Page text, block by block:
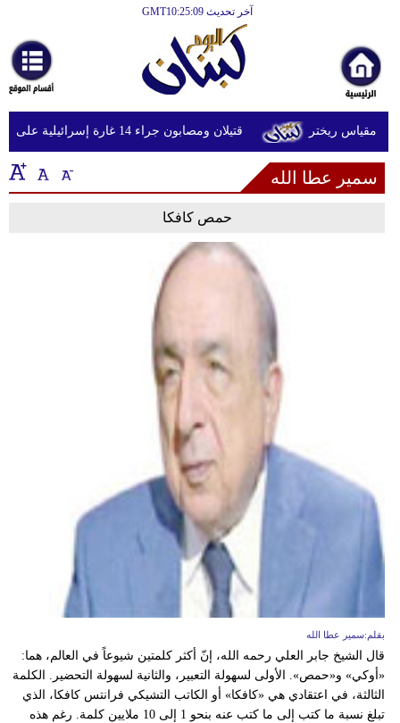
آخر تحديث GMT10:25:09
أخبارعاجلة
رياضة
ثقافة
إقتصاد
إسلامية
علوم
قتيلان ومصابون جراء 14 غارة إسرائيلية على شرق وجنوب لبنان
سمير عطا الله
حمص كافكا
بقلم:سمير عطا الله
قال الشيخ جابر العلي رحمه الله، إنّ أكثر كلمتين شيوعاً في العالم، هما:
«أوكي» و«حمص». الأولى لسهولة التعبير، والثانية لسهولة التحضير. الكلمة
الثالثة، في اعتقادي هي «كافكا» أو الكاتب التشيكي فرانتس كافكا، الذي
تبلغ نسبة ما كتب إلى ما كتب عنه بنحو 1 إلى 10 ملايين كلمة. رغم هذه